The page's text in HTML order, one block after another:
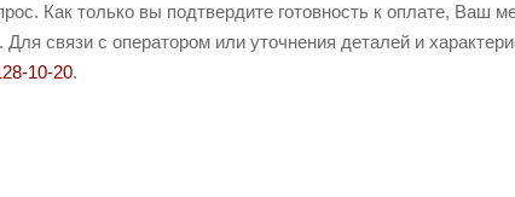
Как только вы подтвердите готовность к оплате, Ваш
Для связи с оператором или уточнения деталей и
10-20.